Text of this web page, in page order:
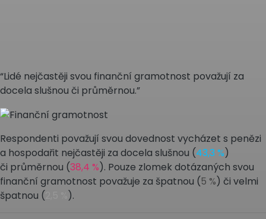
“Lidé nejčastěji svou finanční gramotnost považují za
docela slušnou či průměrnou.”
Respondenti považují svou dovednost vycházet s penězi
a hospodařit nejčastěji za docela slušnou (43,3 %)
či průměrnou (38,4 %). Pouze zlomek dotázaných svou
finanční gramotnost považuje za špatnou (5 %) či velmi
špatnou (
).